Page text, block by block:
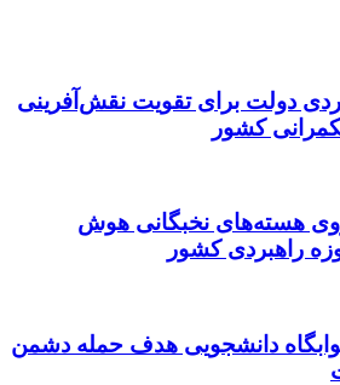
دولت برای تقویت نقش‌آفرینی
کشور
هسته‌های نخبگانی هوش
خوابگاه دانشجویی هدف حمله دشمن